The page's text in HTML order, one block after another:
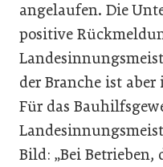
angelaufen. Die
positive
der Branche ist
Für das
Bild: „Bei